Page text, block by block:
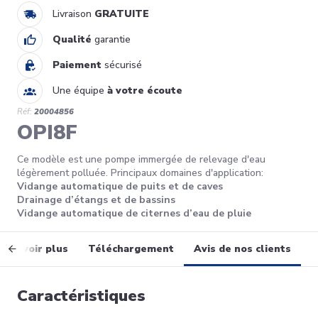
Livraison GRATUITE
Qualité garantie
Paiement sécurisé
Une équipe à votre écoute
Réf: 20004856
OPI8F
Ce modèle est une pompe immergée de relevage d'eau
légèrement polluée. Principaux domaines d'application:
Vidange automatique de puits et de caves
Drainage d’étangs et de bassins
Vidange automatique de citernes d’eau de pluie
savoir plus Téléchargement Avis de nos clients
Caractéristiques